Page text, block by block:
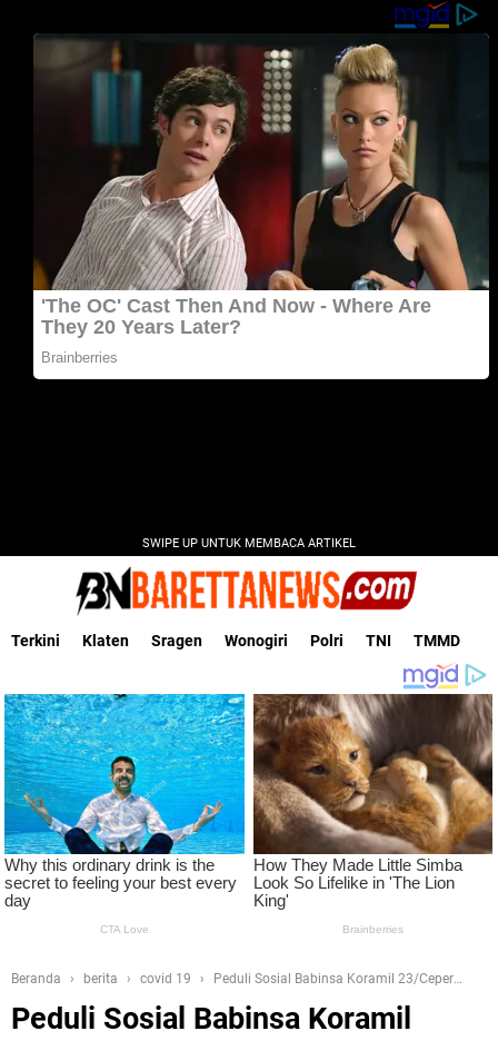
SWIPE UP UNTUK MEMBACA ARTIKEL
Terkini Klaten Sragen Wonogiri Polri TNI TMMD
Beranda berita covid 19
Peduli Sosial Babinsa Koramil 23/Ceper
Peduli Sosial Babinsa Koramil